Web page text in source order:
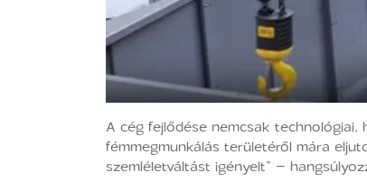
A cég fejlődése nemcsak
fémmegmunkálás területéről mára
szemléletváltást igényelt” –